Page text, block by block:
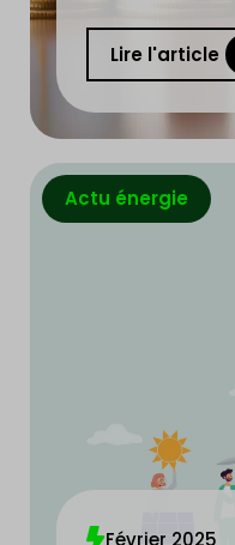
Lire l'article
Actu énergie
Février 2025